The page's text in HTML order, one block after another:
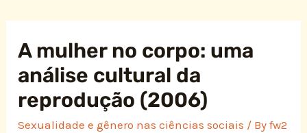
A mulher no corpo: uma
análise cultural da
reprodução (2006)
Sexualidade e gênero nas ciências sociais / Byfw2